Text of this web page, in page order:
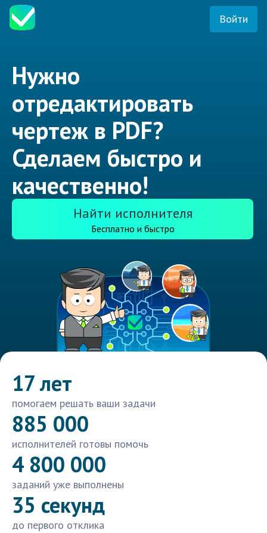
Войти
Нужно
отредактировать
чертеж в PDF?
Сделаем быстро и
качественно!
Найти исполнителя
Бесплатно и быстро
17 лет
помогаем решать ваши задачи
885 000
исполнителей готовы помочь
4 800 000
заданий уже выполнены
35 секунд
до первого отклика